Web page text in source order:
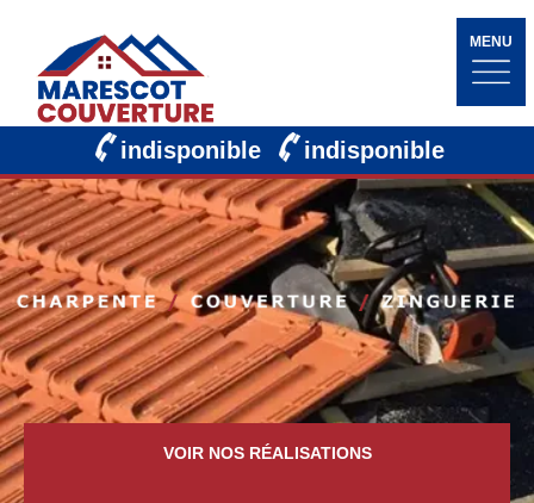
MENU
indisponible indisponible
VOIR NOS RÉALISATIONS